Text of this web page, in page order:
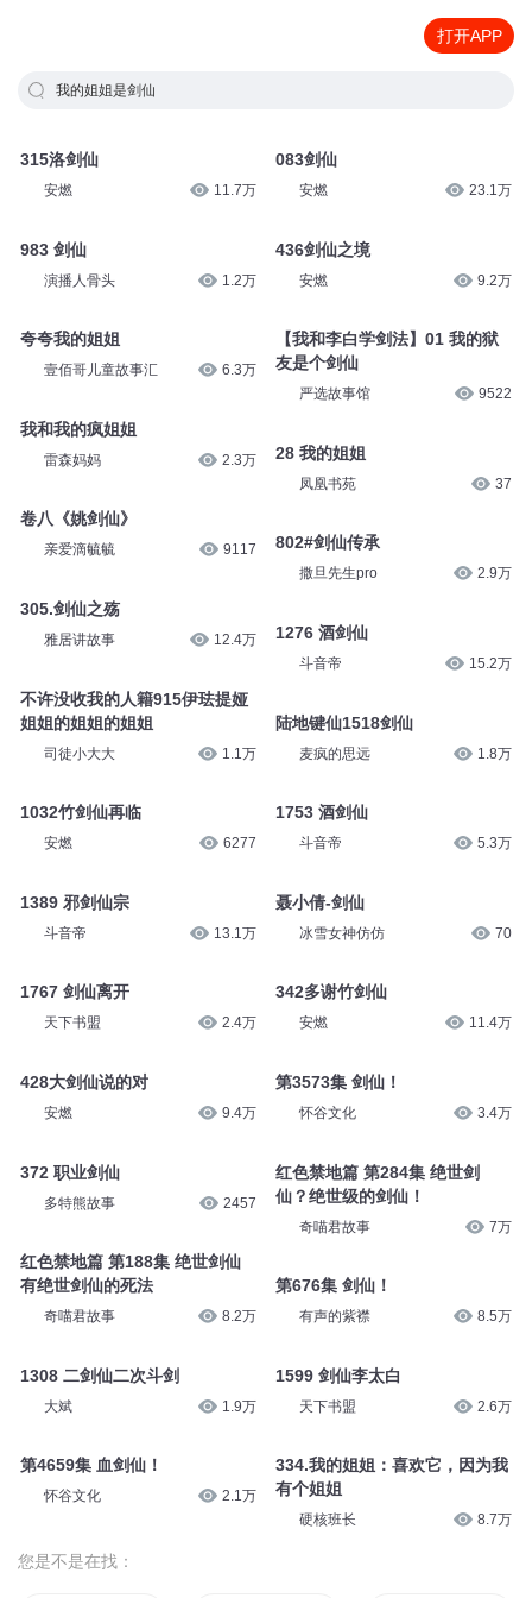
打开APP
我的姐姐是剑仙
315洛剑仙
安燃 11.7万
983 剑仙
演播人骨头 1.2万
夸夸我的姐姐
壹佰哥儿童故事汇 6.3万
我和我的疯姐姐
雷森妈妈 2.3万
卷八《姚剑仙》
亲爱滴毓毓 9117
305.剑仙之殇
雅居讲故事 12.4万
不许没收我的人籍915伊珐提娅
姐姐的姐姐的姐姐
司徒小大大 1.1万
1032竹剑仙再临
安燃 6277
1389 邪剑仙宗
斗音帝 13.1万
1767 剑仙离开
天下书盟 2.4万
428大剑仙说的对
安燃 9.4万
372 职业剑仙
多特熊故事 2457
红色禁地篇 第188集 绝世剑仙
有绝世剑仙的死法
奇喵君故事 8.2万
1308 二剑仙二次斗剑
大斌 1.9万
第4659集 血剑仙！
怀谷文化 2.1万
083剑仙
安燃 23.1万
436剑仙之境
安燃 9.2万
【我和李白学剑法】01 我的狱
友是个剑仙
严选故事馆 9522
28 我的姐姐
凤凰书苑 37
802#剑仙传承
撒旦先生pro 2.9万
1276 酒剑仙
斗音帝 15.2万
陆地键仙1518剑仙
麦疯的思远 1.8万
1753 酒剑仙
斗音帝 5.3万
聂小倩-剑仙
冰雪女神仿仿 70
342多谢竹剑仙
安燃 11.4万
第3573集 剑仙！
怀谷文化 3.4万
红色禁地篇 第284集 绝世剑
仙？绝世级的剑仙！
奇喵君故事 7万
第676集 剑仙！
有声的紫襟 8.5万
1599 剑仙李太白
天下书盟 2.6万
334.我的姐姐：喜欢它，因为我
有个姐姐
硬核班长 8.7万
您是不是在找：